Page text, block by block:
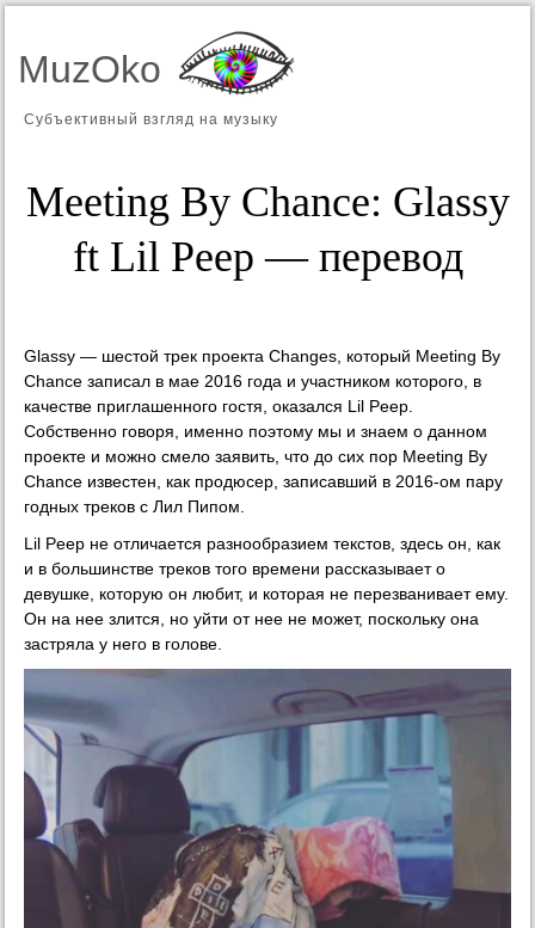
MuzOko
Субъективный взгляд на музыку
Meeting By Chance: Glassy
ft Lil Peep — перевод
Glassy — шестой трек проекта Changes, который Meeting By
Chance записал в мае 2016 года и участником которого, в
качестве приглашенного гостя, оказался Lil Peep.
Собственно говоря, именно поэтому мы и знаем о данном
проекте и можно смело заявить, что до сих пор Meeting By
Chance известен, как продюсер, записавший в 2016-ом пару
годных треков с Лил Пипом.
Lil Peep не отличается разнообразием текстов, здесь он, как
и в большинстве треков того времени рассказывает о
девушке, которую он любит, и которая не перезванивает ему.
Он на нее злится, но уйти от нее не может, поскольку она
застряла у него в голове.